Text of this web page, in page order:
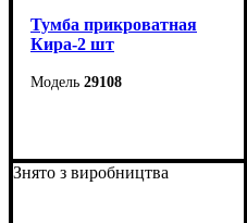
Тумба прикроватная
Кира-2 шт
29108
Высота: 25 см
Глубина: 41 см
Знято з виробництва